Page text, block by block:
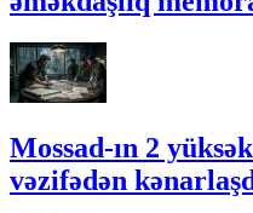
Mossad-ın 2
vəzifədən